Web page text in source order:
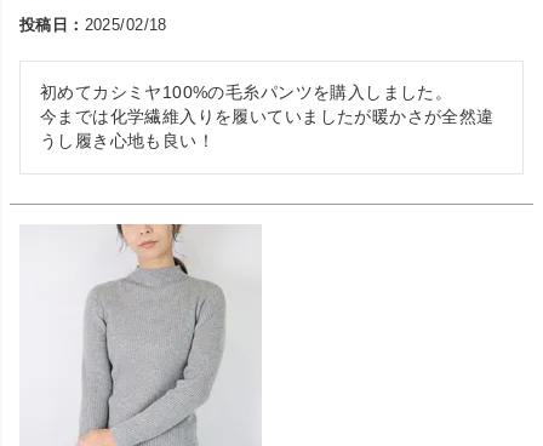
投稿日 2025/02/18
初めてカシミヤ100%の毛糸パンツを購入しました。
今までは化学繊維入りを履いていましたが暖かさが全然違
うし履き心地も良い！